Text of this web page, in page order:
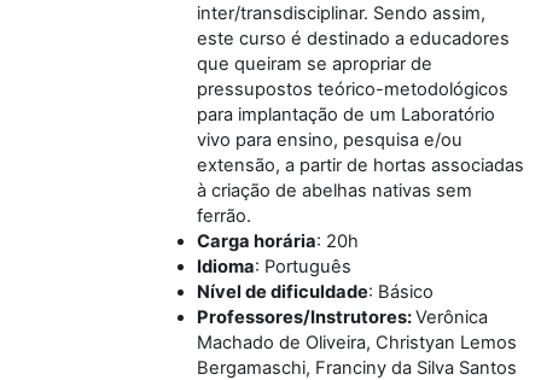
inter/transdisciplinar. Sendo assim,
este curso é destinado a educadores
que queiram se apropriar de
pressupostos teórico-metodológicos
para implantação de um Laboratório
vivo para ensino, pesquisa e/ou
extensão, a partir de hortas associadas
à criação de abelhas nativas sem
ferrão.
Carga horária: 20h
Idioma: Português
Nível de dificuldade: Básico
Professores/Instrutores:Verônica
Machado de Oliveira, Christyan Lemos
Bergamaschi, Franciny da Silva Santos